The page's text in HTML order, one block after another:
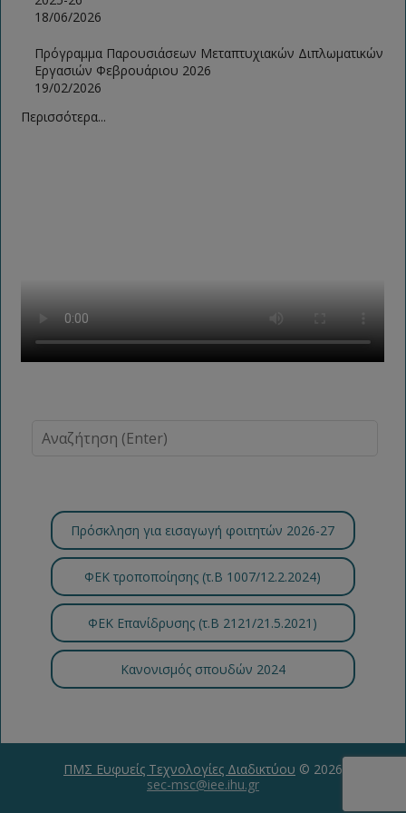
18/06/2026
Πρόγραμμα Παρουσιάσεων Μεταπτυχιακών Διπλωματικών
Εργασιών Φεβρουάριου 2026
19/02/2026
Περισσότερα...
Πρόσκληση για εισαγωγή φοιτητών 2026-27
ΦΕΚ τροποποίησης (τ.B 1007/12.2.2024)
ΦΕΚ Επανίδρυσης (τ.Β 2121/21.5.2021)
Κανονισμός σπουδών 2024
ΠΜΣ Ευφυείς Τεχνολογίες Διαδικτύου © 2026
sec-msc@iee.ihu.gr